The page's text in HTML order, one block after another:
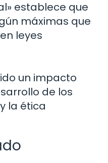
establece que
máximas que
leyes
un impacto
de los
la ética